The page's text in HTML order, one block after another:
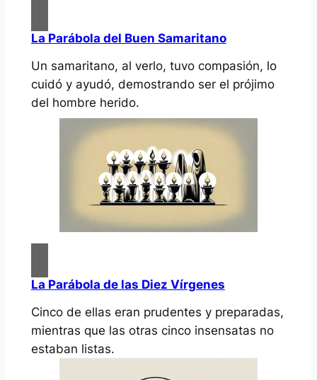
La Parábola del Buen Samaritano
Un samaritano, al verlo, tuvo compasión, lo
cuidó y ayudó, demostrando ser el prójimo
del hombre herido.
La Parábola de las Diez Vírgenes
Cinco de ellas eran prudentes y preparadas,
mientras que las otras cinco insensatas no
estaban listas.